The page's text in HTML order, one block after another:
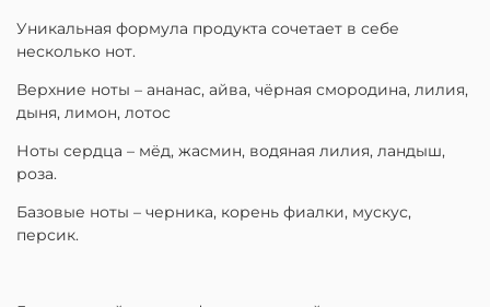
Уникальная формула продукта сочетает в себе
несколько нот.
Верхние ноты – ананас, айва, чёрная смородина, лилия,
дыня, лимон, лотос
Ноты сердца – мёд, жасмин, водяная лилия, ландыш,
роза.
Базовые ноты – черника, корень фиалки, мускус,
персик.